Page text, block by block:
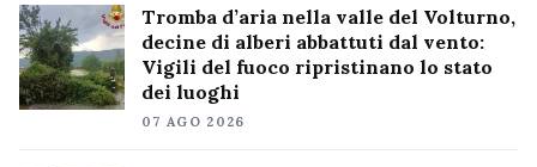
Tromba d’aria nella valle del Volturno,
decine di alberi abbattuti dal vento:
Vigili del fuoco ripristinano lo stato
dei luoghi
07 AGO 2026